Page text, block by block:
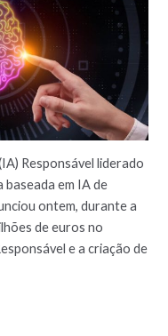
Responsável liderado
em IA de
ontem, durante a
de euros no
e a criação de